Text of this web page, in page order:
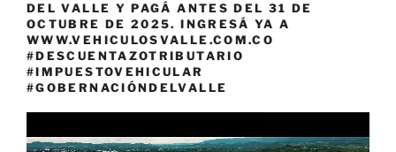
DEL VALLE Y PAGÁ ANTES DEL 31 DE
OCTUBRE DE 2025. INGRESÁ YA A
WWW.VEHICULOSVALLE.COM.CO
#DESCUENTAZOTRIBUTARIO
#IMPUESTOVEHICULAR
#GOBERNACIÓNDELVALLE
de